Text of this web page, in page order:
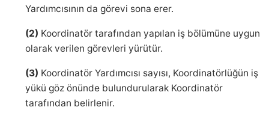
Yardımcısının da görevi sona erer.
(2) Koordinatör tarafından yapılan iş bölümüne uygun
olarak verilen görevleri yürütür.
(3) Koordinatör Yardımcısı sayısı, Koordinatörlüğün iş
yükü göz önünde bulundurularak Koordinatör
tarafından belirlenir.